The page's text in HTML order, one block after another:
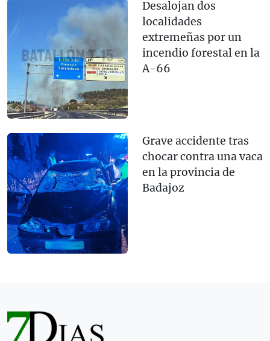
Desalojan dos
localidades
extremeñas por un
incendio forestal en la
A-66
Grave accidente tras
chocar contra una vaca
en la provincia de
Badajoz